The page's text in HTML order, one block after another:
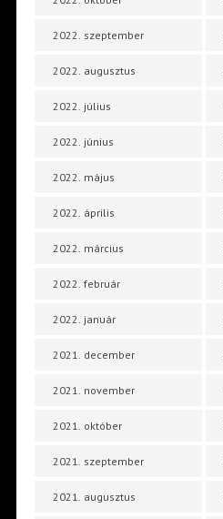
2022. szeptember
2022. augusztus
2022. július
2022. június
2022. május
2022. április
2022. március
2022. február
2022. január
2021. december
2021. november
2021. október
2021. szeptember
2021. augusztus